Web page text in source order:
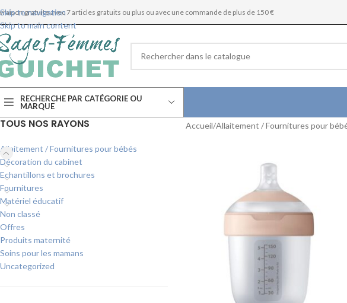
Skip to navigation
Skip to main content
gratuite avec 7 articles gratuits ou plus ou avec une commande de plus de 150 €
RECHERCHE PAR CATÉGORIE OU
MARQUE
TOUS NOS RAYONS
Allaitement / Fournitures pour bébés
Décoration du cabinet
Echantillons et brochures
Fournitures
Matériel éducatif
Non classé
Offres
Produits maternité
Soins pour les mamans
Uncategorized
Accueil Allaitement / Fournitures pour